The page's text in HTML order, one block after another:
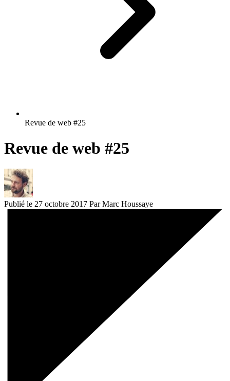
Revue de web #25
Revue de web #25
Publié le 27 octobre 2017 Par Marc Houssaye